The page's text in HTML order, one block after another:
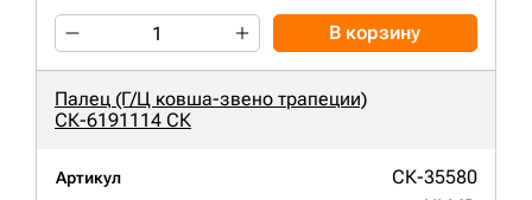
В корзину
Палец (Г/Ц ковша-звено трапеции)
СК-6191114 СК
Артикул СК-35580